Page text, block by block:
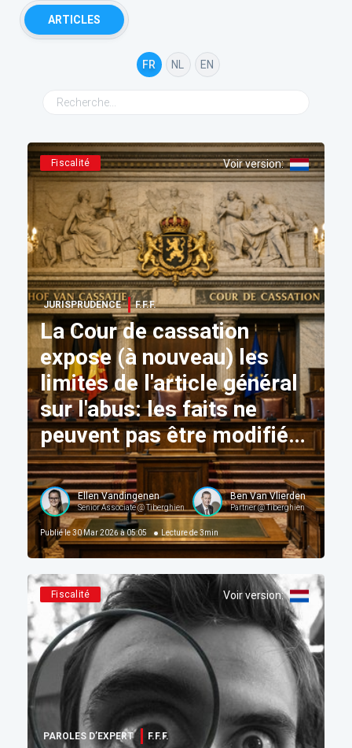
ARTICLES
FR NL EN
Fiscalité Voir version:
JURISPRUDENCE F.F.F.
La Cour de cassation
expose (à nouveau) les
limites de l'article général
sur l'abus: les faits ne
peuvent pas être modifiés
en soi
Ellen Vandingenen
Senior Associate @ Tiberghien
Ben Van Vlierden
Partner @ Tiberghien
Publié le30 Mar 2026 à 05:05 Lecture de 3min
Fiscalité Voir version:
PAROLES D’EXPERT F.F.F.